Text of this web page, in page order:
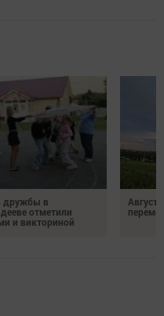
дружбы в
отметили
и викториной
Август